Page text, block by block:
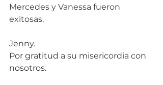
Mercedes y Vanessa fueron
exitosas.
Jenny.
Por gratitud a su misericordia con
nosotros.